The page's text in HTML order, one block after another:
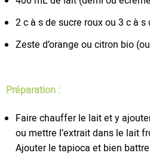
2 c à s de sucre roux ou 3 c à s
Zeste d’orange ou citron bio
Préparation :
Faire chauffer le lait et y
ou mettre l’extrait dans le lait
Ajouter le tapioca et bien